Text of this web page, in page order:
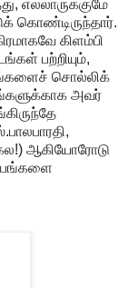
எல்லாருக்குமே
கொண்டிருந்தார்.
கிளம்பி
பற்றியும்,
சொல்லிக்
அவர்
ஆகியோரோடு